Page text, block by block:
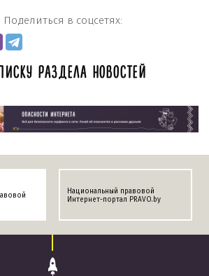
Поделиться в соцсетях:
РАЗДЕЛА НОВОСТЕЙ
Национальный правовой
Интернет-портал PRAVO.by